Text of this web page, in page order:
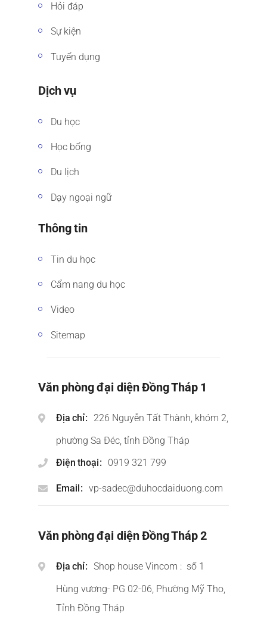
Hỏi đáp
Sự kiện
Tuyển dụng
Dịch vụ
Du học
Học bổng
Du lịch
Dạy ngoại ngữ
Thông tin
Tin du học
Cẩm nang du học
Video
Sitemap
Văn phòng đại diện Đồng Tháp 1
Địa chỉ
226 Nguyễn Tất Thành, khóm 2,
phường Sa Đéc, tỉnh Đồng Tháp
Điện thoại
0919 321 799
Email vp-sadec@duhocdaiduong.com
Văn phòng đại diện Đồng Tháp 2
Địa chỉ
Shop house Vincom : số 1
Hùng vương- PG 02-06, Phường Mỹ Tho,
Tỉnh Đồng Tháp